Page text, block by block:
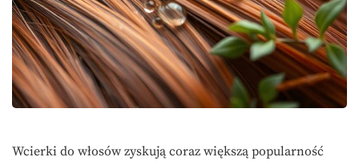
Wcierki do włosów zyskują coraz większą popularność